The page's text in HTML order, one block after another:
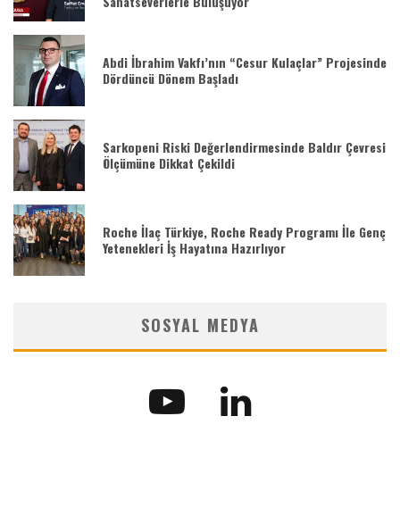
Abdi İbrahim Vakfı’nın “Cesur Kulaçlar” Projesinde
Dördüncü Dönem Başladı
Sarkopeni Riski Değerlendirmesinde Baldır Çevresi
Ölçümüne Dikkat Çekildi
Roche İlaç Türkiye, Roche Ready Programı İle Genç
Yetenekleri İş Hayatına Hazırlıyor
SOSYAL MEDYA